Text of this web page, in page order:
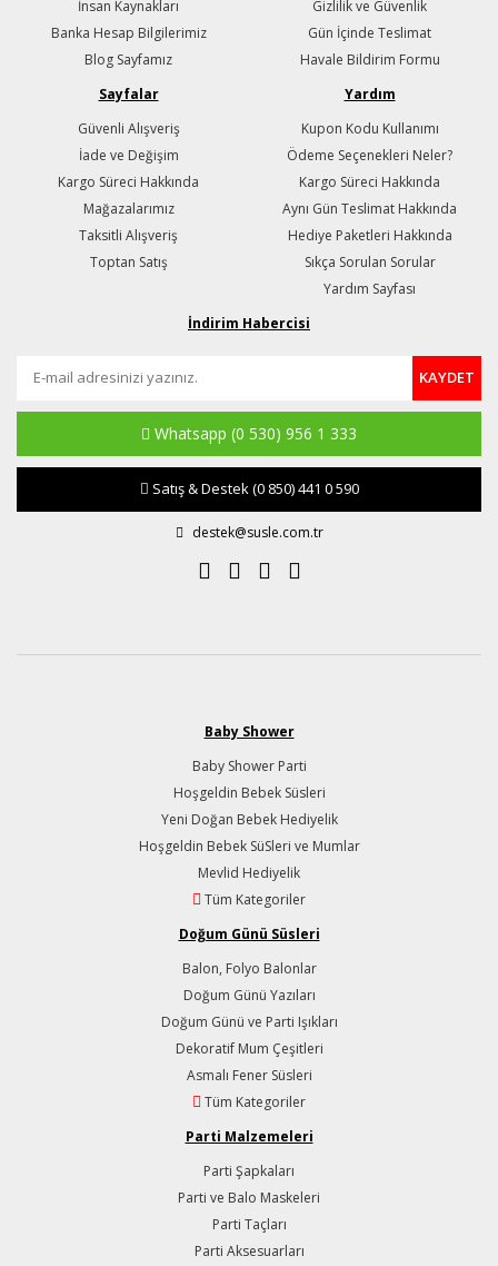
İnsan Kaynakları
Banka Hesap Bilgilerimiz
Blog Sayfamız
Gizlilik ve Güvenlik
Gün İçinde Teslimat
Havale Bildirim Formu
Sayfalar
Güvenli Alışveriş
İade ve Değişim
Kargo Süreci Hakkında
Mağazalarımız
Taksitli Alışveriş
Toptan Satış
Yardım
Kupon Kodu Kullanımı
Ödeme Seçenekleri Neler?
Kargo Süreci Hakkında
Aynı Gün Teslimat Hakkında
Hediye Paketleri Hakkında
Sıkça Sorulan Sorular
Yardım Sayfası
İndirim Habercisi
KAYDET
Whatsapp (0 530) 956 1 333
Satış & Destek(0 850) 441 0 590
destek@susle.com.tr
Baby Shower
Baby Shower Parti
Hoşgeldin Bebek Süsleri
Yeni Doğan Bebek Hediyelik
Hoşgeldin Bebek SüSleri ve Mumlar
Mevlid Hediyelik
Tüm Kategoriler
Doğum Günü Süsleri
Balon, Folyo Balonlar
Doğum Günü Yazıları
Doğum Günü ve Parti Işıkları
Dekoratif Mum Çeşitleri
Asmalı Fener Süsleri
Tüm Kategoriler
Parti Malzemeleri
Parti Şapkaları
Parti ve Balo Maskeleri
Parti Taçları
Parti Aksesuarları